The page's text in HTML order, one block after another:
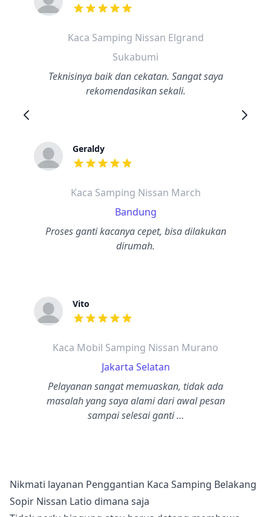
dari ulasan adalah bintang lima
Kaca Samping Nissan Elgrand
Sukabumi
Teknisinya baik dan cekatan. Sangat saya
rekomendasikan sekali.
Geraldy
dari ulasan adalah bintang lima
Kaca Samping Nissan March
Bandung
Proses ganti kacanya cepet, bisa dilakukan
dirumah.
Vito
dari ulasan adalah bintang lima
Kaca Mobil Samping Nissan Murano
Jakarta Selatan
Pelayanan sangat memuaskan, tidak ada
masalah yang saya alami dari awal pesan
sampai selesai ganti …
Nikmati layanan Penggantian Kaca Samping Belakang
Sopir Nissan Latio dimana saja